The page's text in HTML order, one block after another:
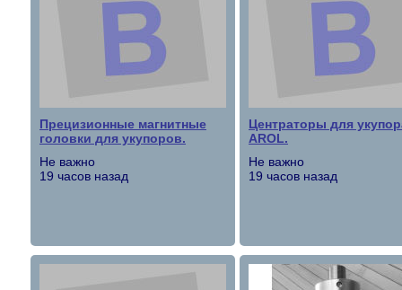
Прецизионные магнитные
головки для укупоров.
Не важно
19 часов назад
Центраторы для
AROL.
Не важно
19 часов назад